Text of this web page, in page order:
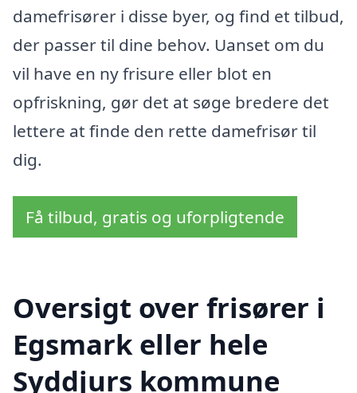
damefrisører i disse byer, og find et tilbud,
der passer til dine behov. Uanset om du
vil have en ny frisure eller blot en
opfriskning, gør det at søge bredere det
lettere at finde den rette damefrisør til
dig.
Få tilbud, gratis og uforpligtende
Oversigt over frisører i
Egsmark eller hele
Syddjurs kommune